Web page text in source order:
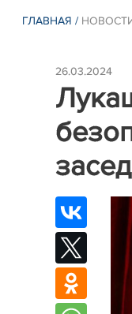
ГЛАВНАЯ /
26.03.2024